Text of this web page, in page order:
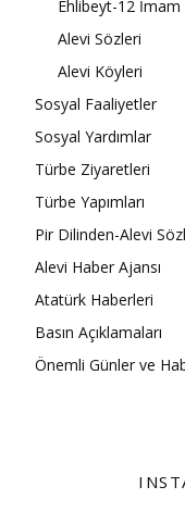
Ehlibeyt-12 İmam
Alevi Sözleri
Alevi Köyleri
Sosyal Faaliyetler
Sosyal Yardımlar
Türbe Ziyaretleri
Türbe Yapımları
Pir Dilinden-Alevi
Alevi Haber Ajansı
Atatürk Haberleri
Basın Açıklamaları
Önemli Günler ve